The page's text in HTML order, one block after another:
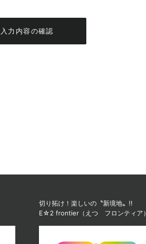
入力内容の確認
切り拓け！楽しいの〝新境地〟!!
E☆2 frontier（えつ フロンティア）